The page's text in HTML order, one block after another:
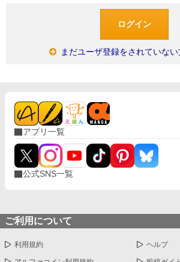
まだユーザ登録をされていな
アプリ一覧
公式SNS一覧
ご利用について
利用規約 ヘルプ